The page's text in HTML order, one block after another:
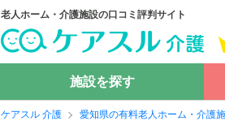
老人ホーム・介護施設の口コミ評判サイト
施設を探す
ケアスル 介護 愛知県の有料老人ホーム・介護